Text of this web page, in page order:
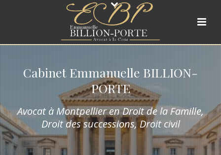
Cabinet Emmanuelle BILLION-
PORTE
Avocat à Montpellier en Droit de la Famille,
Droit des successions, Droit civil